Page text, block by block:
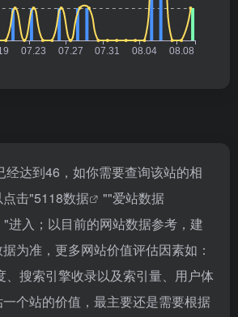
经达到46，如你需要查询该站的相
击"5118数据 ""爱站数据
"进入；以目前的网站数据参考，建
为准，更多网站价值评估因素如：
、搜索引擎收录以及索引量、用户体
个站的价值，最主要还是需要根据